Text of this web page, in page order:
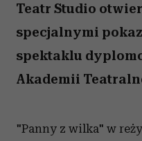
Teatr Studio
specjalnymi
spektaklu
Akademii
"Panny z wilka" w